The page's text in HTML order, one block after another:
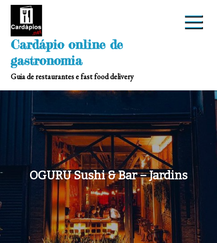
Skip
Cardápio online de
gastronomia
Guia de restaurantes e fast food delivery
OGURU Sushi & Bar – Jardins